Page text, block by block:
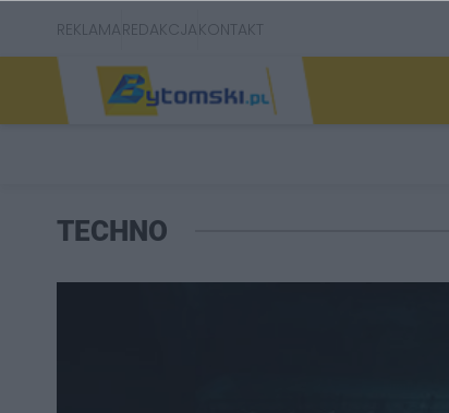
REKLAMAREDAKCJAKONTAKT
TECHNO